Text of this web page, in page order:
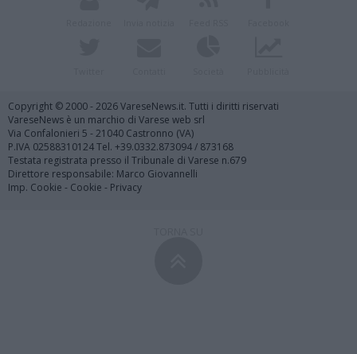
Copyright © 2000 - 2026 VareseNews.it. Tutti i diritti riservati
VareseNews è un marchio di Varese web srl
Via Confalonieri 5 - 21040 Castronno (VA)
P.IVA 02588310124 Tel. +39.0332.873094 / 873168
Testata registrata presso il Tribunale di Varese n.679
Direttore responsabile: Marco Giovannelli
Imp. Cookie - Cookie - Privacy